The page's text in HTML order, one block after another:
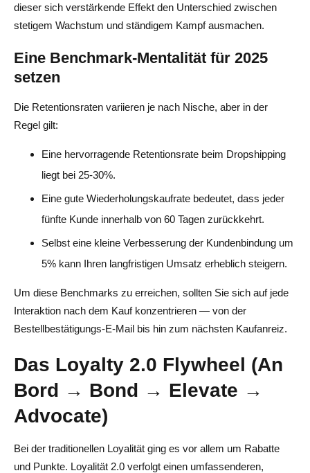
dieser sich verstärkende Effekt den Unterschied zwischen
stetigem Wachstum und ständigem Kampf ausmachen.
Eine Benchmark-Mentalität für 2025
setzen
Die Retentionsraten variieren je nach Nische, aber in der
Regel gilt:
Eine hervorragende Retentionsrate beim Dropshipping
liegt bei 25-30%.
Eine gute Wiederholungskaufrate bedeutet, dass jeder
fünfte Kunde innerhalb von 60 Tagen zurückkehrt.
Selbst eine kleine Verbesserung der Kundenbindung um
5% kann Ihren langfristigen Umsatz erheblich steigern.
Um diese Benchmarks zu erreichen, sollten Sie sich auf jede
Interaktion nach dem Kauf konzentrieren — von der
Bestellbestätigungs-E-Mail bis hin zum nächsten Kaufanreiz.
Das Loyalty 2.0 Flywheel (An
Bord → Bond → Elevate →
Advocate)
Bei der traditionellen Loyalität ging es vor allem um Rabatte
und Punkte. Loyalität 2.0 verfolgt einen umfassenderen,